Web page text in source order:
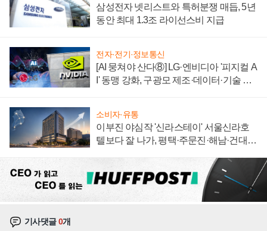
삼성전자 넷리스트와 특허분쟁 매듭, 5년
동안 최대 1.3조 라이선스비 지급
전자·전기·정보통신
[AI 뭉쳐야 산다⑧] LG·엔비디아 '피지컬 A
I' 동맹 강화, 구광모 제조·데이터·기술 결
소비자·유통
이부진 야심작 '신라스테이' 서울신라호
텔보다 잘 나가, 평택·주문진·해남·건대로
기사댓글0개